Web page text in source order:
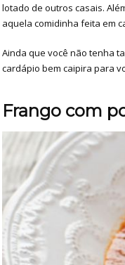
lotado de outros casais.
aquela comidinha feita em
Ainda que você não tenha
cardápio bem caipira para
Frango com